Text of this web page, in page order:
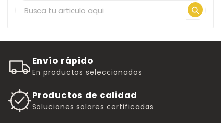
Envío rápido
En productos seleccionados
Productos de calidad
Soluciones solares certificadas